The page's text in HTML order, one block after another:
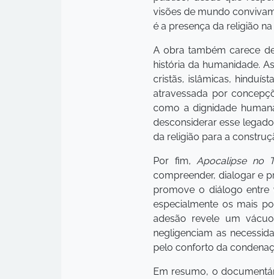
visões de mundo
é a presença da religião
A obra também carece
história da humanidade.
cristãs, islâmicas,
atravessada por
como a dignidade
desconsiderar esse
da religião para a
Por fim,Apocalipse no
compreender, dialogar e
promove o diálogo entre
especialmente os mais
adesão revele um
negligenciam as
pelo conforto da
Em resumo, o